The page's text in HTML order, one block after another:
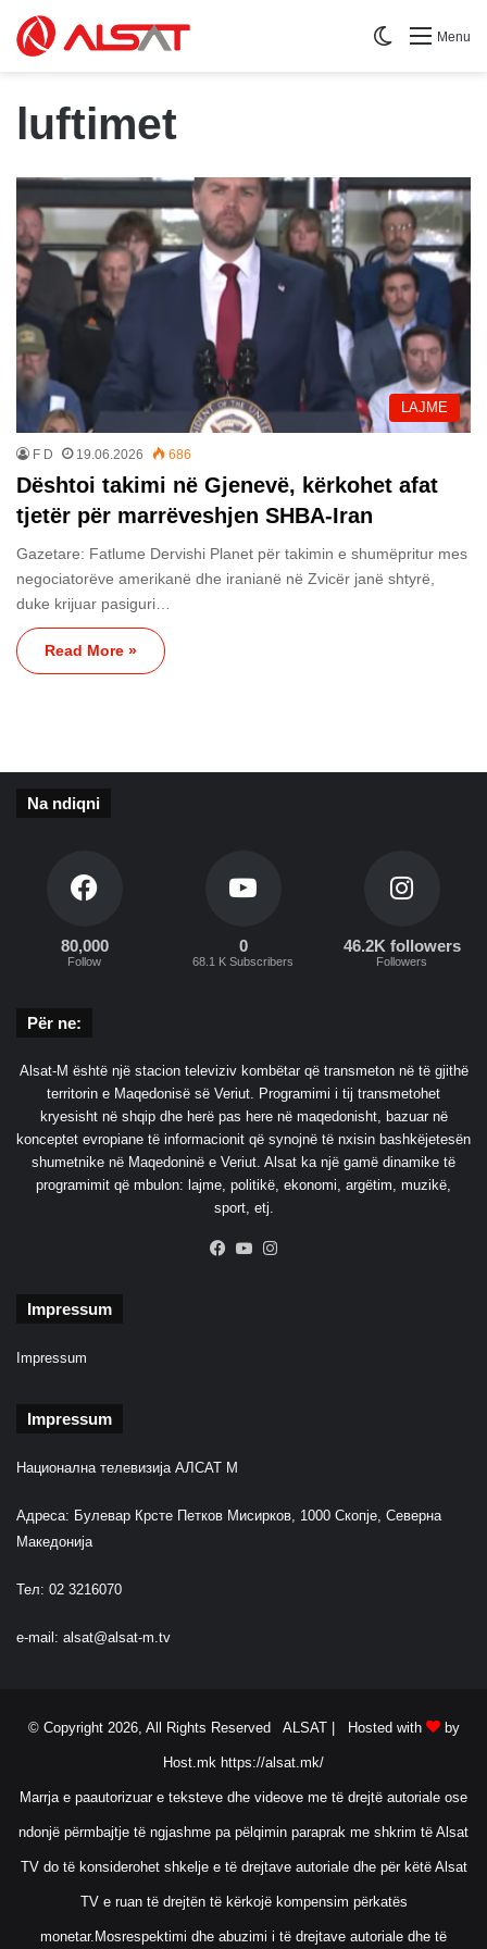
Menu
Switch skin
luftimet
LAJME
F D 19.06.2026 686
Dështoi takimi në Gjenevë, kërkohet afat
tjetër për marrëveshjen SHBA-Iran
Gazetare: Fatlume Dervishi Planet për takimin e shumëpritur mes
negociatorëve amerikanë dhe iranianë në Zvicër janë shtyrë,
duke krijuar pasiguri…
Read More »
Na ndiqni
80,000
Follow
0
68.1 K Subscribers
46.2K followers
Followers
Për ne:
Alsat-M është një stacion televiziv kombëtar që transmeton në të gjithë
territorin e Maqedonisë së Veriut. Programimi i tij transmetohet
kryesisht në shqip dhe herë pas here në maqedonisht, bazuar në
konceptet evropiane të informacionit që synojnë të nxisin bashkëjetesën
shumetnike në Maqedoninë e Veriut. Alsat ka një gamë dinamike të
programimit që mbulon: lajme, politikë, ekonomi, argëtim, muzikë,
sport, etj.
Facebook
YouTube
Impressum
Impressum
Impressum
Национална телевизија АЛСАТ М
Адреса: Булевар Крсте Петков Мисирков, 1000 Скопје, Северна
Македонија
Тел: 02 3216070
e-mail: alsat@alsat-m.tv
© Copyright 2026, All Rights Reserved ALSAT | Hosted with by
Host.mk https://alsat.mk/
Marrja e paautorizuar e teksteve dhe videove me të drejtë autoriale ose
ndonjë përmbajtje të ngjashme pa pëlqimin paraprak me shkrim të Alsat
TV do të konsiderohet shkelje e të drejtave autoriale dhe për këtë Alsat
TV e ruan të drejtën të kërkojë kompensim përkatës
monetar.Mosrespektimi dhe abuzimi i të drejtave autoriale dhe të